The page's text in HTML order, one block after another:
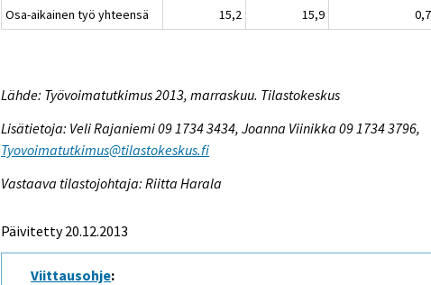
Osa-aikainen työ yhteensä 15,2 15,9 0,7
Lähde: Työvoimatutkimus 2013, marraskuu. Tilastokeskus
Lisätietoja: Veli Rajaniemi 09 1734 3434, Joanna Viinikka 09 1734 3796,
Tyovoimatutkimus@tilastokeskus.fi
Vastaava tilastojohtaja: Riitta Harala
Päivitetty 20.12.2013
Viittausohje: